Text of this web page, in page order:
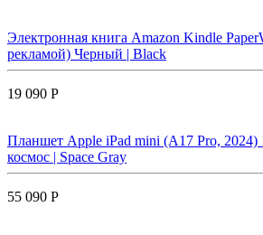
Электронная книга Amazon Kindle
рекламой) Черный | Black
19 090 Р
Планшет Apple iPad mini (A17 Pro,
космос | Space Gray
55 090 Р